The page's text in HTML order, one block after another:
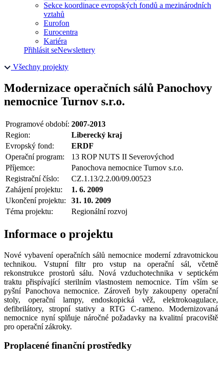
Sekce koordinace evropských fondů a mezinárodních
vztahů
Eurofon
Eurocentra
Kariéra
Přihlásit seNewslettery
Všechny projekty
Modernizace operačních sálů Panochovy
nemocnice Turnov s.r.o.
Programové období: 2007-2013
Region:
Liberecký kraj
Evropský fond:
ERDF
Operační program:
13 ROP NUTS II Severovýchod
Příjemce:
Panochova nemocnice Turnov s.r.o.
Registrační číslo:
CZ.1.13/2.2.00/09.00523
Zahájení projektu:
1. 6. 2009
Ukončení projektu:
31. 10. 2009
Téma projektu:
Regionální rozvoj
Informace o projektu
Nové vybavení operačních sálů nemocnice moderní zdravotnickou
technikou. Vstupní filtr pro vstup na operační sál, včetně
rekonstrukce prostorů sálu. Nová vzduchotechnika v septickém
traktu přispívající sterilním vlastnostem nemocnice. Tím vším se
pyšní Panochova nemocnice. Zároveň byly zakoupeny operační
stoly, operační lampy, endoskopická věž, elektrokoagulace,
defibrilátory, stropní stativy a RTG C-rameno. Modernizovaná
nemocnice nyní splňuje náročné požadavky na kvalitní pracoviště
pro operační zákroky.
Proplacené finanční prostředky